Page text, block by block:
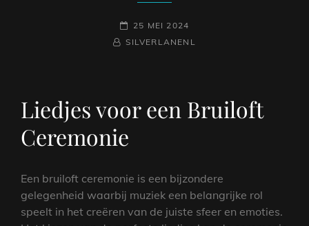
GEPLAATST
OP
25 MEI 2024
NAAMREGEL
BYLINE
SILVERLANENL
Liedjes voor een Bruiloft
Ceremonie
Een bruiloft ceremonie is een bijzondere
gelegenheid waarbij muziek een belangrijke rol
speelt in het creëren van de juiste sfeer en emoties.